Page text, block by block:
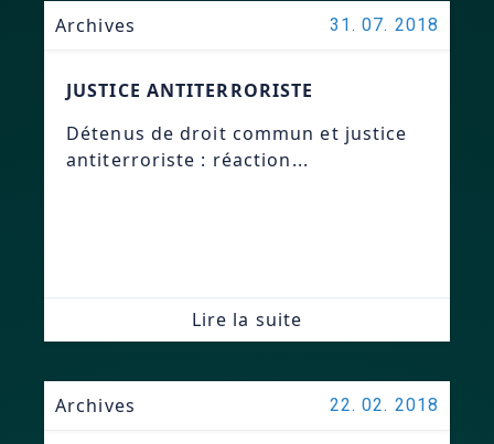
Archives 31. 07. 2018
JUSTICE ANTITERRORISTE
Détenus de droit commun et justice
antiterroriste : réaction...
Lire la suite
Archives 22. 02. 2018